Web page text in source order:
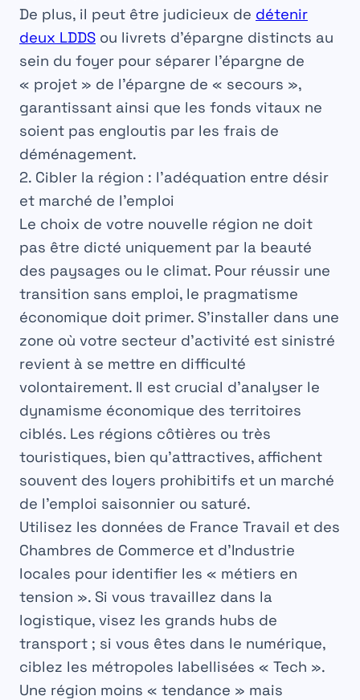
De plus, il peut être judicieux de détenir
deux LDDS ou livrets d’épargne distincts au
sein du foyer pour séparer l’épargne de
« projet » de l’épargne de « secours »,
garantissant ainsi que les fonds vitaux ne
soient pas engloutis par les frais de
déménagement.
2. Cibler la région : l’adéquation entre désir
et marché de l’emploi
Le choix de votre nouvelle région ne doit
pas être dicté uniquement par la beauté
des paysages ou le climat. Pour réussir une
transition sans emploi, le pragmatisme
économique doit primer. S’installer dans une
zone où votre secteur d’activité est sinistré
revient à se mettre en difficulté
volontairement. Il est crucial d’analyser le
dynamisme économique des territoires
ciblés. Les régions côtières ou très
touristiques, bien qu’attractives, affichent
souvent des loyers prohibitifs et un marché
de l’emploi saisonnier ou saturé.
Utilisez les données de France Travail et des
Chambres de Commerce et d’Industrie
locales pour identifier les « métiers en
tension ». Si vous travaillez dans la
logistique, visez les grands hubs de
transport ; si vous êtes dans le numérique,
ciblez les métropoles labellisées « Tech ».
Une région moins « tendance » mais